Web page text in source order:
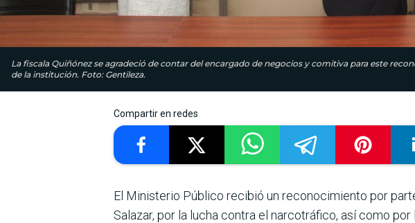
La fiscala Quiñónez se agradeció de contar del encargado de negocios y comitiva para este
de la institución. Foto: Gentileza.
Compartir en redes
El Ministerio Público recibió un reconocimiento por
Salazar, por la lucha contra el narcotráfico, así como